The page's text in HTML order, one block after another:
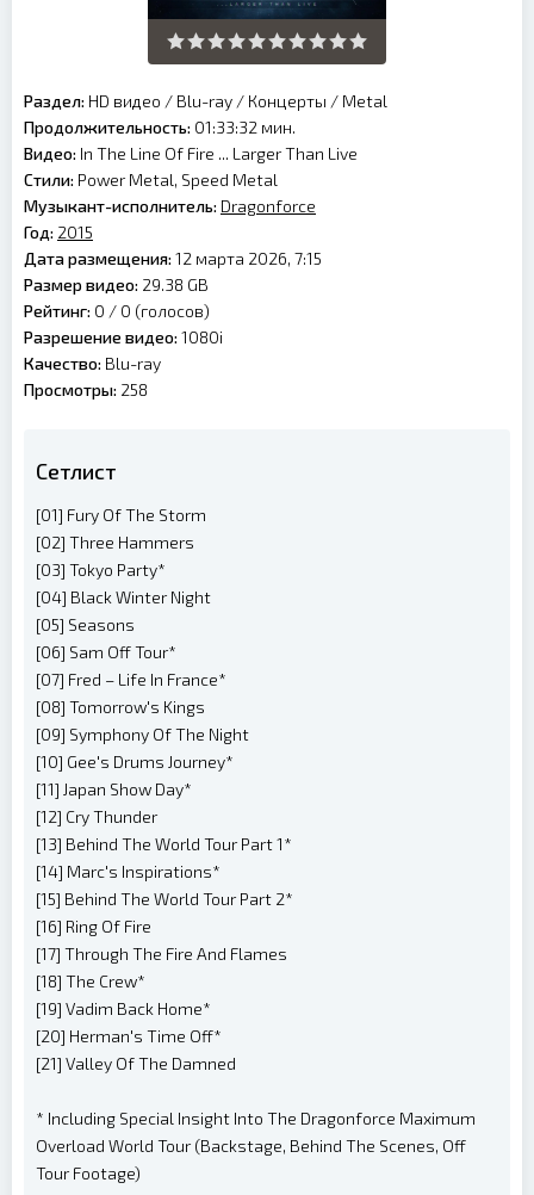
Раздел: HD видео / Blu-ray / Концерты / Metal
Продолжительность: 01:33:32 мин.
Видео: In The Line Of Fire ... Larger Than Live
Стили: Power Metal, Speed Metal
Музыкант-исполнитель: Dragonforce
Год: 2015
Дата размещения: 12 марта 2026, 7:15
Размер видео: 29.38 GB
Рейтинг: 0 / 0 (голосов)
Разрешение видео: 1080i
Качество: Blu-ray
Просмотры: 258
Сетлист
[01] Fury Of The Storm
[02] Three Hammers
[03] Tokyo Party*
[04] Black Winter Night
[05] Seasons
[06] Sam Off Tour*
[07] Fred – Life In France*
[08] Tomorrow's Kings
[09] Symphony Of The Night
[10] Gee's Drums Journey*
[11] Japan Show Day*
[12] Cry Thunder
[13] Behind The World Tour Part 1*
[14] Marc's Inspirations*
[15] Behind The World Tour Part 2*
[16] Ring Of Fire
[17] Through The Fire And Flames
[18] The Crew*
[19] Vadim Back Home*
[20] Herman's Time Off*
[21] Valley Of The Damned
* Including Special Insight Into The Dragonforce Maximum
Overload World Tour (Backstage, Behind The Scenes, Off
Tour Footage)